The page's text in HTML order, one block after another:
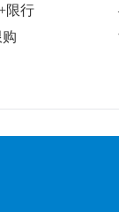
限行
购